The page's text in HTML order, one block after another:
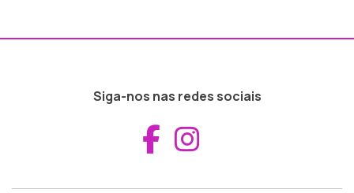
Siga-nos nas redes sociais
Aceder ao